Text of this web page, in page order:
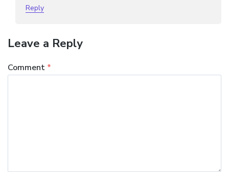
Reply
Leave a Reply
Comment *